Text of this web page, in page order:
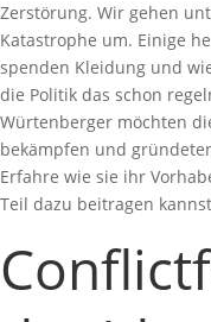
Zerstörung. Wir gehen
Katastrophe um. Einige
spenden Kleidung und
die Politik das schon
Würtenberger möchten
bekämpfen und
Erfahre wie sie ihr
Teil dazu beitragen